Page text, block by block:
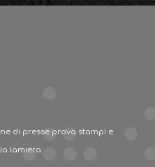
di presse prova stampi e
lamiera.